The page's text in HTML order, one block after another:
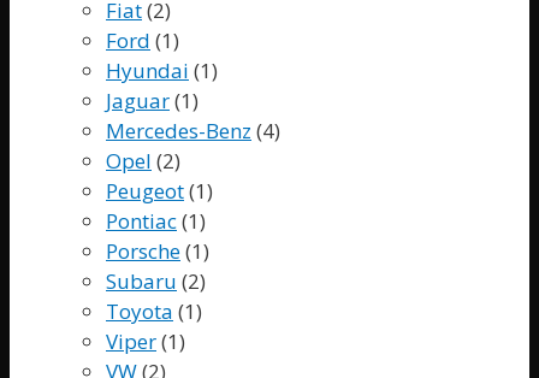
Fiat(2)
Ford (1)
Hyundai (1)
Jaguar(1)
Mercedes-Benz (4)
Opel (2)
Peugeot(1)
Pontiac(1)
Porsche(1)
Subaru (2)
Toyota (1)
Viper(1)
VW(2)